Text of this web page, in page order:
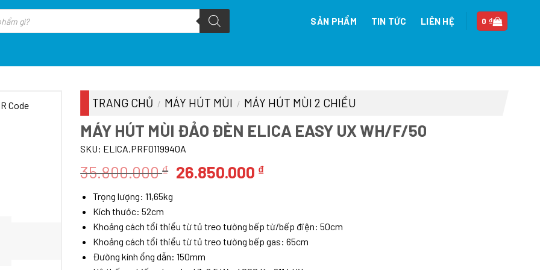
SẢN PHẨM TIN TỨC LIÊN HỆ 0₫
TRANG CHỦ / MÁY HÚT MÙI / MÁY HÚT MÙI 2 CHIỀU
MÁY HÚT MÙI ĐẢO ĐÈN ELICA EASY UX WH/F/50
SKU: ELICA.PRF0119940A
35.800.000₫ Giá
35.800.000 ₫.
26.850.000 ₫Giá
là:
26.850.000 ₫.
Trọng lượng: 11,65kg
Kích thước: 52cm
Khoảng cách tổi thiểu từ tủ treo tường bếp từ/bếp điện: 50cm
Khoảng cách tổi thiểu từ tủ treo tường bếp gas: 65cm
Đường kính ổng dẫn: 150mm